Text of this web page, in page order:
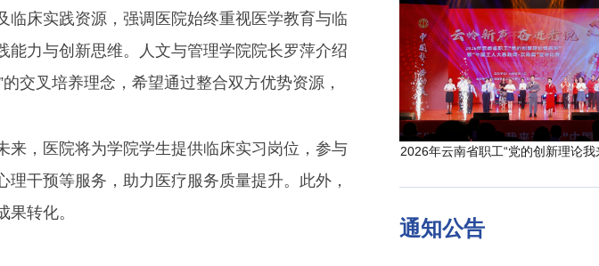
床实践资源，强调医院始终重视医学教育与临
力与创新思维。人文与管理学院院长罗萍介绍
交叉培养理念，希望通过整合双方优势资源，
，医院将为学院学生提供临床实习岗位，参与
干预等服务，助力医疗服务质量提升。此外，
转化。
2026年云南省职工“党的创新理论我
通知公告